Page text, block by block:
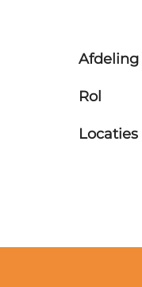
Afdeling
Rol
Locaties